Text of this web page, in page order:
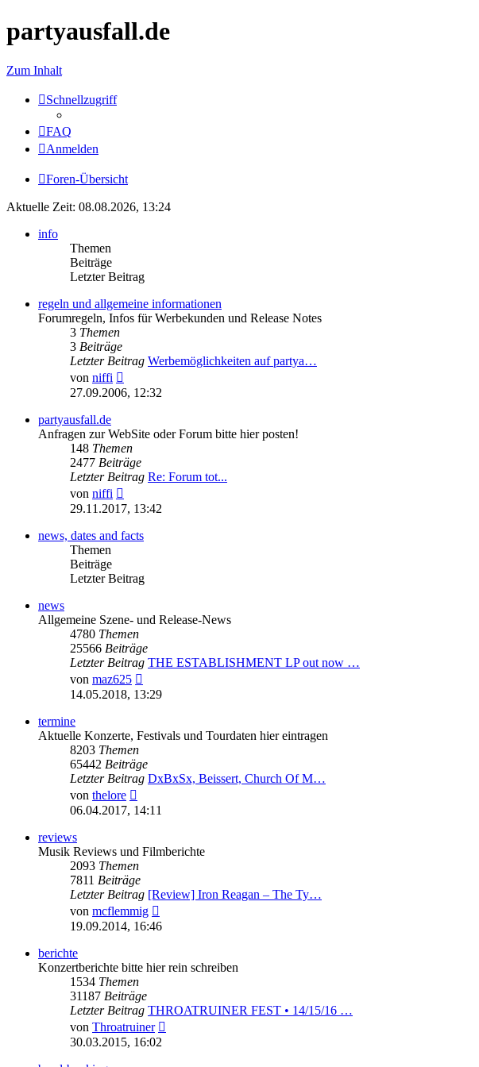
partyausfall.de
Zum Inhalt
Schnellzugriff
FAQ
Anmelden
Foren-Übersicht
Aktuelle Zeit: 08.08.2026, 13:24
info
Themen
Beiträge
Letzter Beitrag
regeln und allgemeine informationen
Forumregeln, Infos für Werbekunden und Release Notes
3 Themen
3 Beiträge
Letzter Beitrag Werbemöglichkeiten auf partya…
von niffi
Beitrag
27.09.2006, 12:32
partyausfall.de
Anfragen zur WebSite oder Forum bitte hier posten!
148 Themen
2477 Beiträge
Letzter Beitrag Re: Forum tot...
von niffi
Beitrag
29.11.2017, 13:42
news, dates and facts
Themen
Beiträge
Letzter Beitrag
news
Allgemeine Szene- und Release-News
4780 Themen
25566 Beiträge
Letzter Beitrag THE ESTABLISHMENT LP out now …
von maz625
Beitrag
14.05.2018, 13:29
termine
Aktuelle Konzerte, Festivals und Tourdaten hier eintragen
8203 Themen
65442 Beiträge
Letzter Beitrag DxBxSx, Beissert, Church Of M…
von thelore
Beitrag
06.04.2017, 14:11
reviews
Musik Reviews und Filmberichte
2093 Themen
7811 Beiträge
Letzter Beitrag [Review] Iron Reagan – The Ty…
von mcflemmig
Beitrag
19.09.2014, 16:46
berichte
Konzertberichte bitte hier rein schreiben
1534 Themen
31187 Beiträge
Letzter Beitrag THROATRUINER FEST • 14/15/16 …
von Throatruiner
30.03.2015, 16:02